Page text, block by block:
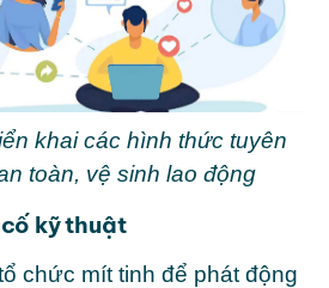
khai các hình thức tuyên
toàn, vệ sinh lao động
kỹ thuật
chức mít tinh để phát động